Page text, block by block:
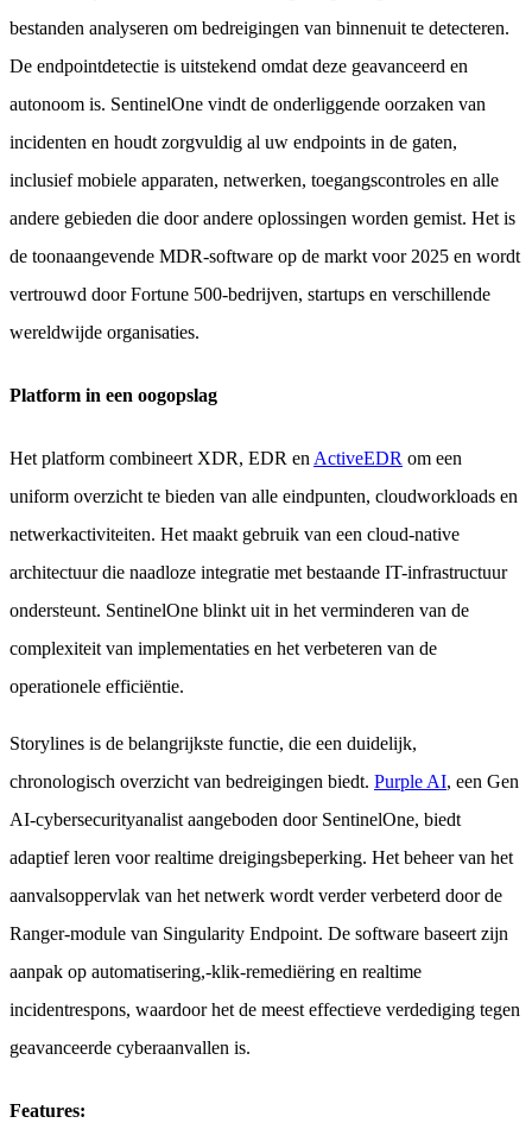
bestanden analyseren om bedreigingen van binnenuit te detecteren.
De endpointdetectie is uitstekend omdat deze geavanceerd en
autonoom is. SentinelOne vindt de onderliggende oorzaken van
incidenten en houdt zorgvuldig al uw endpoints in de gaten,
inclusief mobiele apparaten, netwerken, toegangscontroles en alle
andere gebieden die door andere oplossingen worden gemist. Het is
de toonaangevende MDR-software op de markt voor 2025 en wordt
vertrouwd door Fortune 500-bedrijven, startups en verschillende
wereldwijde organisaties.
Platform in een oogopslag
Het platform combineert XDR, EDR en ActiveEDR om een
uniform overzicht te bieden van alle eindpunten, cloudworkloads en
netwerkactiviteiten. Het maakt gebruik van een cloud-native
architectuur die naadloze integratie met bestaande IT-infrastructuur
ondersteunt. SentinelOne blinkt uit in het verminderen van de
complexiteit van implementaties en het verbeteren van de
operationele efficiëntie.
Storylines is de belangrijkste functie, die een duidelijk,
chronologisch overzicht van bedreigingen biedt. Purple AI, een Gen
AI-cybersecurityanalist aangeboden door SentinelOne, biedt
adaptief leren voor realtime dreigingsbeperking. Het beheer van het
aanvalsoppervlak van het netwerk wordt verder verbeterd door de
Ranger-module van Singularity Endpoint. De software baseert zijn
aanpak op automatisering,-klik-remediëring en realtime
incidentrespons, waardoor het de meest effectieve verdediging tegen
geavanceerde cyberaanvallen is.
Fеaturеs: